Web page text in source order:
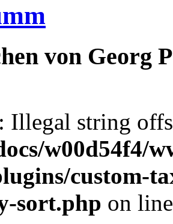
von Georg
: Illegal string
w00d54f4/
custom-
sort.php on